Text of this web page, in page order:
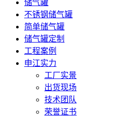
储气罐
不锈钢储气罐
简单储气罐
储气罐定制
工程案例
申江实力
工厂实景
出货现场
技术团队
荣誉证书